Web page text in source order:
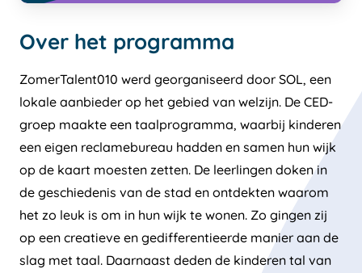
Over het programma
ZomerTalent010 werd georganiseerd door SOL, een
lokale aanbieder op het gebied van welzijn. De CED-
groep maakte een taalprogramma, waarbij kinderen
een eigen reclamebureau hadden en samen hun wijk
op de kaart moesten zetten. De leerlingen doken in
de geschiedenis van de stad en ontdekten waarom
het zo leuk is om in hun wijk te wonen. Zo gingen zij
op een creatieve en gedifferentieerde manier aan de
slag met taal. Daarnaast deden de kinderen tal van